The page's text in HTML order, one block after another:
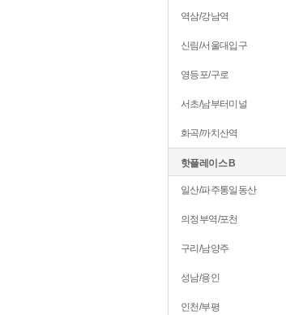
역삼/강남역
신림/서울대입구
영등포/구로
서초/남부터미널
화곡/까치산역
핫플레이스 B
일산/파주통일동산
의정부역/포천
구리/남양주
성남/용인
인천/부평